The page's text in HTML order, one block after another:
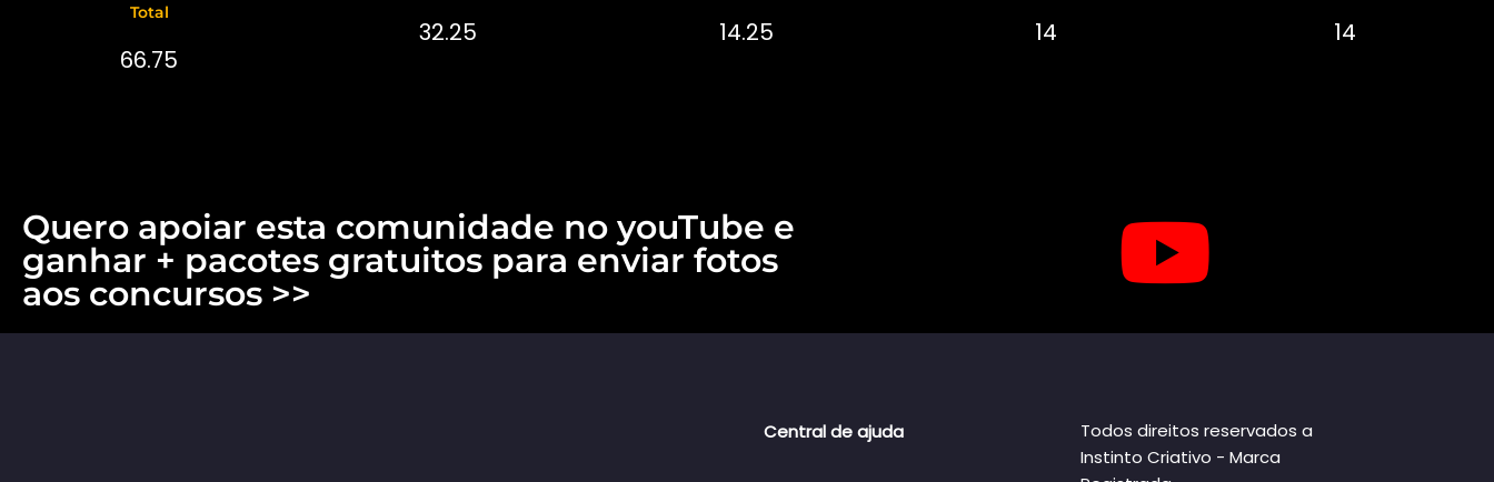
Total
66.75
32.25 14.25 14 14
Quero apoiar esta comunidade no youTube e
ganhar + pacotes gratuitos para enviar fotos
aos concursos >>
Central de ajuda
Todos direitos reservados a
Instinto Criativo - Marca